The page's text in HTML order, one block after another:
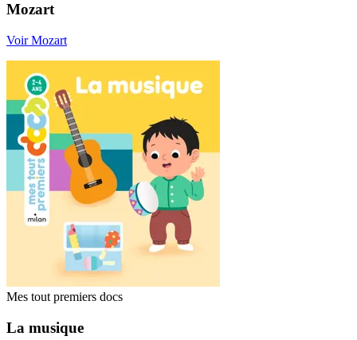
Mozart
Voir Mozart
Mes tout premiers docs
La musique